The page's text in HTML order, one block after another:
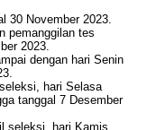
30 November 2023.
pemanggilan tes
2023.
dengan hari Senin
hari Selasa
tanggal 7 Desember
seleksi, hari Kamis